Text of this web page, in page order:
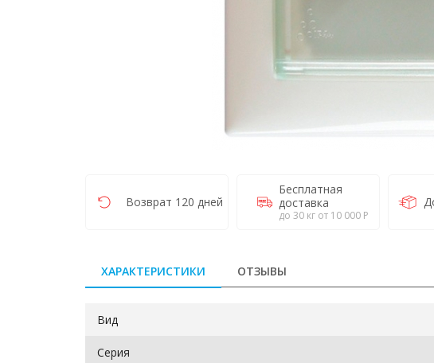
Возврат 120 дней
Бесплатная
доставка
до 30 кг от 10 000 Р
ХАРАКТЕРИСТИКИ ОТЗЫВЫ
Вид
Серия